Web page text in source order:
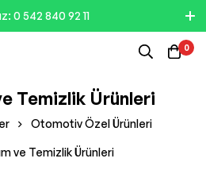
0 542 840 92 11
0
Temizlik Ürünleri
Otomotiv Özel Ürünleri
ve Temizlik Ürünleri